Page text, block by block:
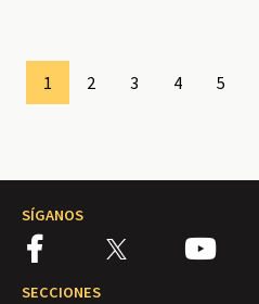
Page
1 Page
2 Page
3 Page
4 Page
5
SÍGANOS
SECCIONES